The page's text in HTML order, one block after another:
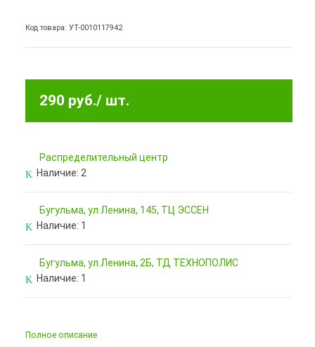
Код товара: УТ-0010117942
290 руб./ шт.
Pаспределительный центр
Наличие: 2
Бугульма, ул.Ленина, 145, ТЦ ЭССЕН
Наличие: 1
Бугульма, ул.Ленина, 2Б, ТД ТЕХНОПОЛИС
Наличие: 1
Полное описание